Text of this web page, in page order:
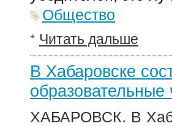
Общество
Читать дальше
В Хабаровске
ХАБАРОВСК. В